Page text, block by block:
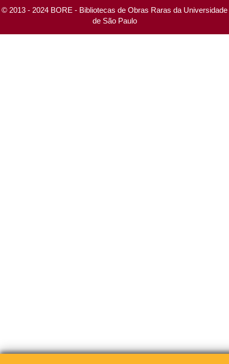
© 2013 - 2024 BORE - Bibliotecas de Obras Raras da Universidade
de São Paulo